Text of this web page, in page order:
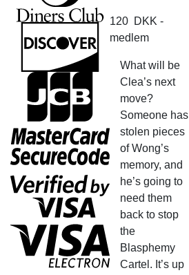
120 DKK -
medlem
What will be
Clea’s next
move?
Someone has
stolen pieces
of Wong’s
memory, and
he’s going to
need them
back to stop
the
Blasphemy
Cartel. It’s up